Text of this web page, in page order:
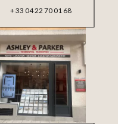
+ 33 04 22 70 01 68